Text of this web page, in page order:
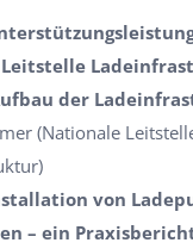
der
(Nationale
von
– ein